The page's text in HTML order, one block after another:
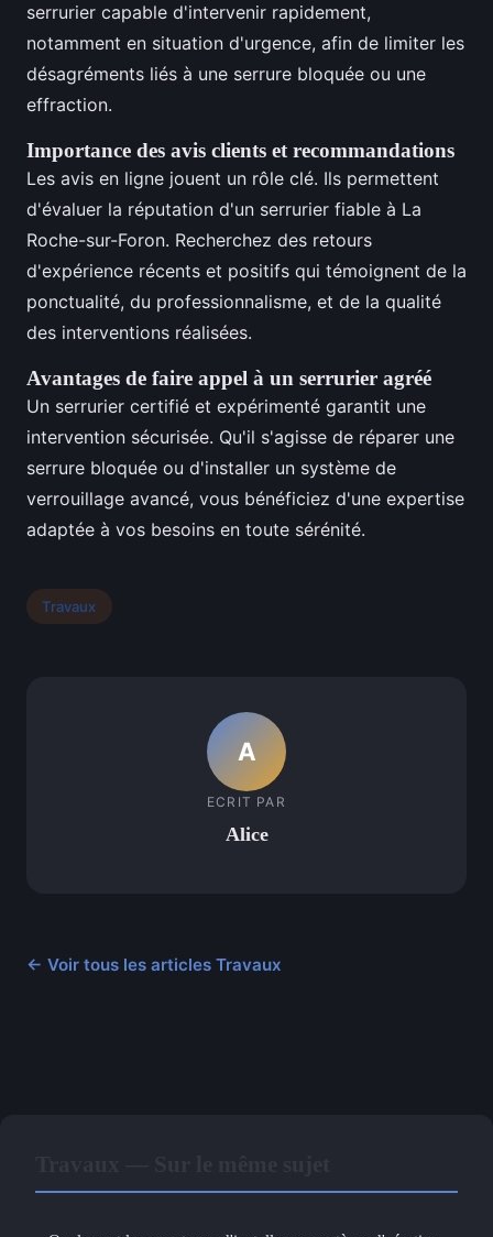
serrurier capable d'intervenir rapidement,
notamment en situation d'urgence, afin de limiter les
désagréments liés à une serrure bloquée ou une
effraction.
Importance des avis clients et recommandations
Les avis en ligne jouent un rôle clé. Ils permettent
d'évaluer la réputation d'un serrurier fiable à La
Roche-sur-Foron. Recherchez des retours
d'expérience récents et positifs qui témoignent de la
ponctualité, du professionnalisme, et de la qualité
des interventions réalisées.
Avantages de faire appel à un serrurier agréé
Un serrurier certifié et expérimenté garantit une
intervention sécurisée. Qu'il s'agisse de réparer une
serrure bloquée ou d'installer un système de
verrouillage avancé, vous bénéficiez d'une expertise
adaptée à vos besoins en toute sérénité.
Travaux
A
ECRIT PAR
Alice
← Voir tous les articles Travaux